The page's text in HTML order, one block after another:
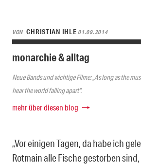
VON CHRISTIAN IHLE 01.09.2014
monarchie & alltag
Neue Bands und wichtige Filme: „As long as the
hear the world falling apart“.
mehr über diesen blog
„Vor einigen Tagen, da habe ich
Rotmain alle Fische gestorben